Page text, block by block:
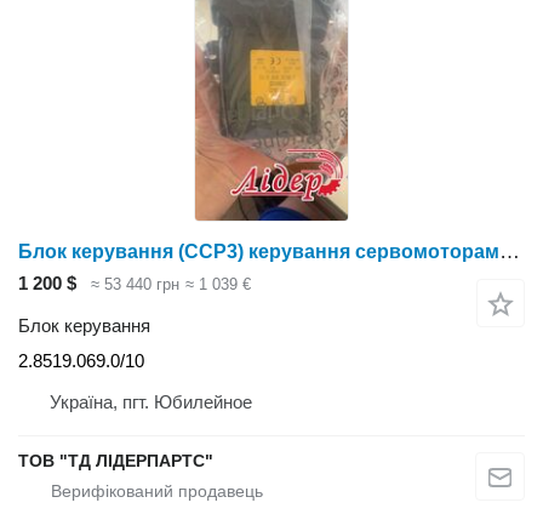
Блок керування (CCP3) керування сервомоторами 2.8519.069.0/10 до комбайна Deutz-Fahr
1 200 $ ≈ 53 440 грн ≈ 1 039 €
Блок керування
2.8519.069.0/10
Україна, пгт. Юбилейное
ТОВ "ТД ЛІДЕРПАРТС"